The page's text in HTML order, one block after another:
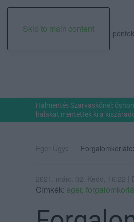
Skip to main content
2026. augusztus 07.,
Halmentés Szarvaskőnél:
halakat mentettek ki a kiszáradó
Eger Ügye
2021. márc. 02. Kedd, 16:22 |
Címkék: eger,